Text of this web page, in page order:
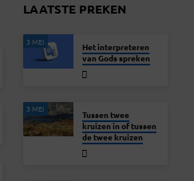
LAATSTE PREKEN
3 MEI
Het interpreteren
van Gods spreken
3 MEI
Tussen twee
kruizen in of tussen
de twee kruizen